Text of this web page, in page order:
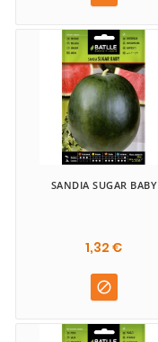
SANDIA SUGAR BABY
1,32 €
